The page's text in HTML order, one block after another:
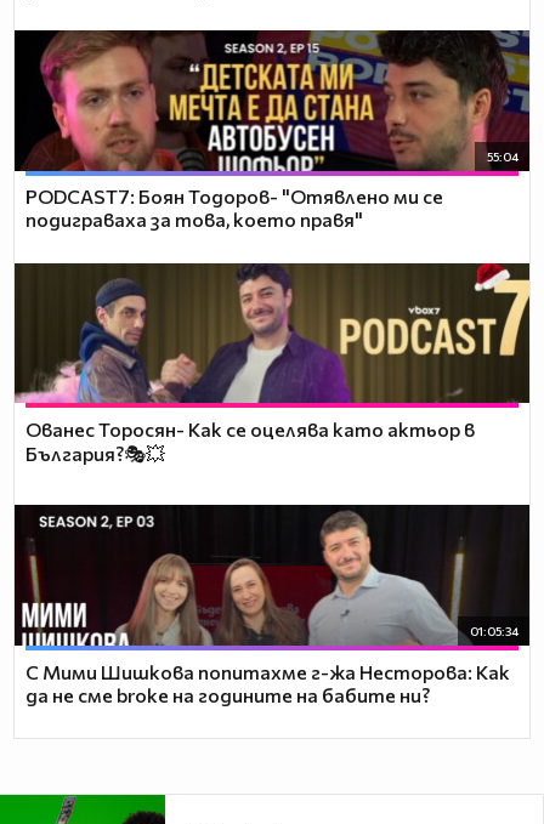
55:04
PODCAST7: ‪Боян Тодоров- "Отявлено ми се
подиграваха за това, което правя"
Ованес Торосян- Как се оцелява като актьор в
България?🎭💥
01:05:34
С Мими Шишкова попитахме г-жа Несторова: Как
да не сме broke на годините на бабите ни?